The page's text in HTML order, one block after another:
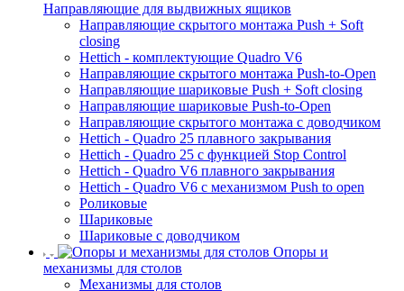
Направляющие для выдвижных ящиков
Направляющие скрытого монтажа Push + Soft
closing
Hettich - комплектующие Quadro V6
Направляющие скрытого монтажа Push-to-Open
Направляющие шариковые Push + Soft closing
Направляющие шариковые Push-to-Open
Направляющие скрытого монтажа с доводчиком
Hettich - Quadro 25 плавного закрывания
Hettich - Quadro 25 с функцией Stop Control
Hettich - Quadro V6 плавного закрывания
Hettich - Quadro V6 с механизмом Push to open
Роликовые
Шариковые
Шариковые с доводчиком
Опоры и
механизмы для столов
Механизмы для столов